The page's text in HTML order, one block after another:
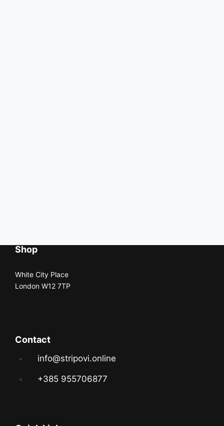
Shop
White City Place
London W12 7TP
Contact
info@stripovi.online
+385 955706877